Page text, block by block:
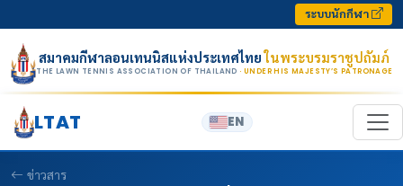
ระบบนักกีฬา
สมาคมกีฬาลอนเทนนิสแห่งประเทศไทยในพระบรมราชูปถัมภ์
THE LAWN TENNIS ASSOCIATION OF THAILAND · UNDER HIS MAJESTY’S PATRONAGE
LTAT EN
ข่าวสาร